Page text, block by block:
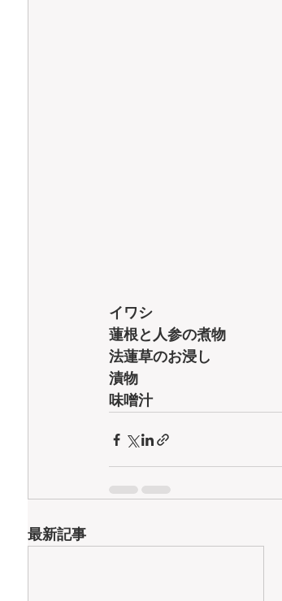
イワシ
蓮根と人参の煮物
法蓮草のお浸し
漬物
味噌汁
最新記事